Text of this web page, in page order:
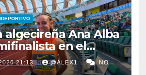
algecireña Ana Alba
en el
20 con el relevo
21:13 @ALEX1 NO